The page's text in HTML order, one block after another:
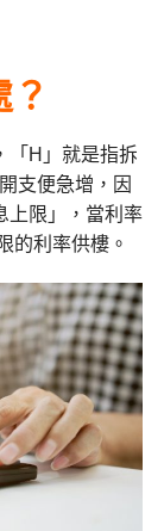
「H」就是指拆
支便急增，因
上限」，當利率
的利率供樓。